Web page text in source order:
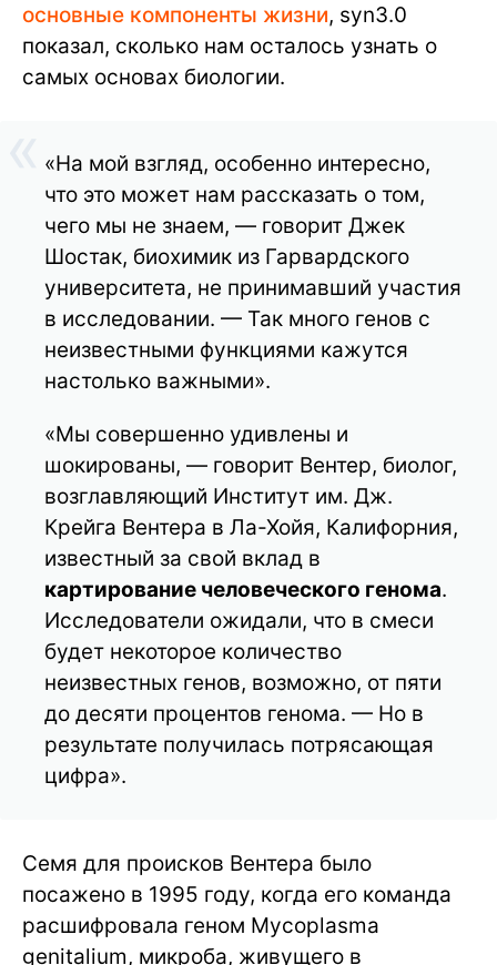
основные компоненты жизни, syn3.0
показал, сколько нам осталось узнать о
самых основах биологии.
«На мой взгляд, особенно интересно,
что это может нам рассказать о том,
чего мы не знаем, — говорит Джек
Шостак, биохимик из Гарвардского
университета, не принимавший участия
в исследовании. — Так много генов с
неизвестными функциями кажутся
настолько важными».
«Мы совершенно удивлены и
шокированы, — говорит Вентер, биолог,
возглавляющий Институт им. Дж.
Крейга Вентера в Ла-Хойя, Калифорния,
известный за свой вклад в
картирование человеческого генома.
Исследователи ожидали, что в смеси
будет некоторое количество
неизвестных генов, возможно, от пяти
до десяти процентов генома. — Но в
результате получилась потрясающая
цифра».
Семя для происков Вентера было
посажено в 1995 году, когда его команда
расшифровала геном Mycoplasma
genitalium, микроба, живущего в